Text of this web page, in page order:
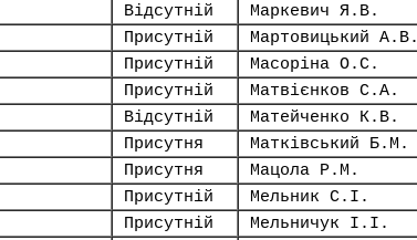
Відсутній Маркевич Я.В.
Присутній Мартовицький А.В.
Присутній Масоріна О.С.
Присутній Матвієнков С.А.
Відсутній Матейченко К.В.
Присутня Матківський Б.М.
Присутня Мацола Р.М.
Присутній Мельник С.І.
Присутній Мельничук І.І.